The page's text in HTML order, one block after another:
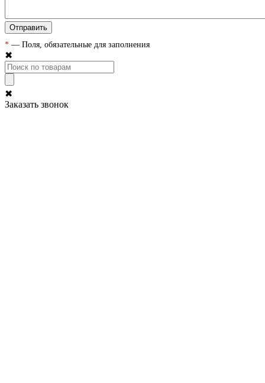
* — Поля, обязательные для заполнения
✖
✖
Заказать звонок